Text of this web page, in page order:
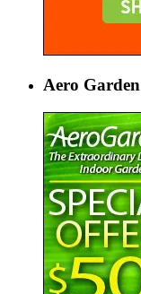
Aero Garden